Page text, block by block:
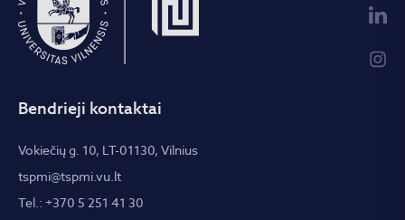
Bendrieji kontaktai
Vokiečių g. 10, LT-01130, Vilnius
tspmi@tspmi.vu.lt
Tel.: +370 5 251 41 30